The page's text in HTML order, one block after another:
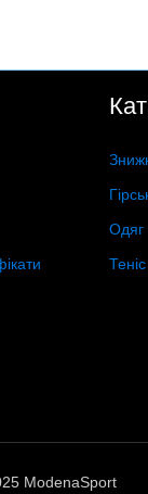
Одяг
Теніс
ModenaSport